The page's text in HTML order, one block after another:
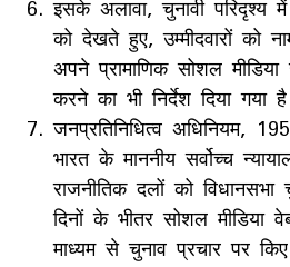
को देखते हुए, उम्मीदवारों को
अपने प्रामाणिक सोशल
करने का भी निर्देश दिया गया
जनप्रतिनिधित्व अधिनियम,
भारत के माननीय सर्वोच्च
राजनीतिक दलों को
दिनों के भीतर सोशल मीडिया
माध्यम से चुनाव प्रचार पर